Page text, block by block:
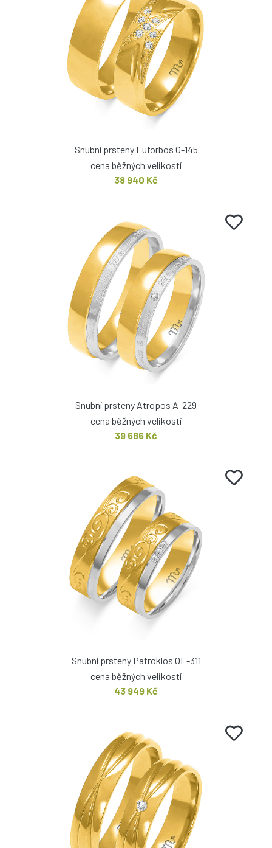
Snubní prsteny Euforbos O-145
cena běžných velikostí
38 940 Kč
Snubní prsteny Atropos A-229
cena běžných velikostí
39 686 Kč
Snubní prsteny Patroklos OE-311
cena běžných velikostí
43 949 Kč